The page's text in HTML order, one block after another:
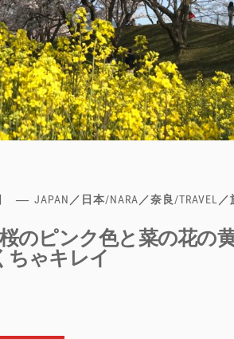
JAPAN／日本/NARA／奈良 /TRAVEL／
のピンク色と菜の花の
ちゃキレイ